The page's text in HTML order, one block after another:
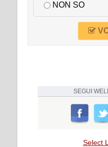
NON SO
SEGUI
Select